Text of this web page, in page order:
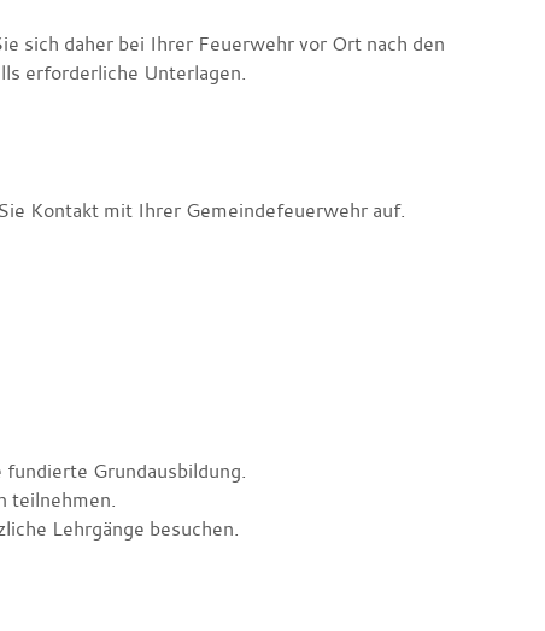
sich daher bei Ihrer Feuerwehr vor Ort nach den
erforderliche Unterlagen.
Kontakt mit Ihrer Gemeindefeuerwehr auf.
Grundausbildung.
teilnehmen.
Lehrgänge besuchen.